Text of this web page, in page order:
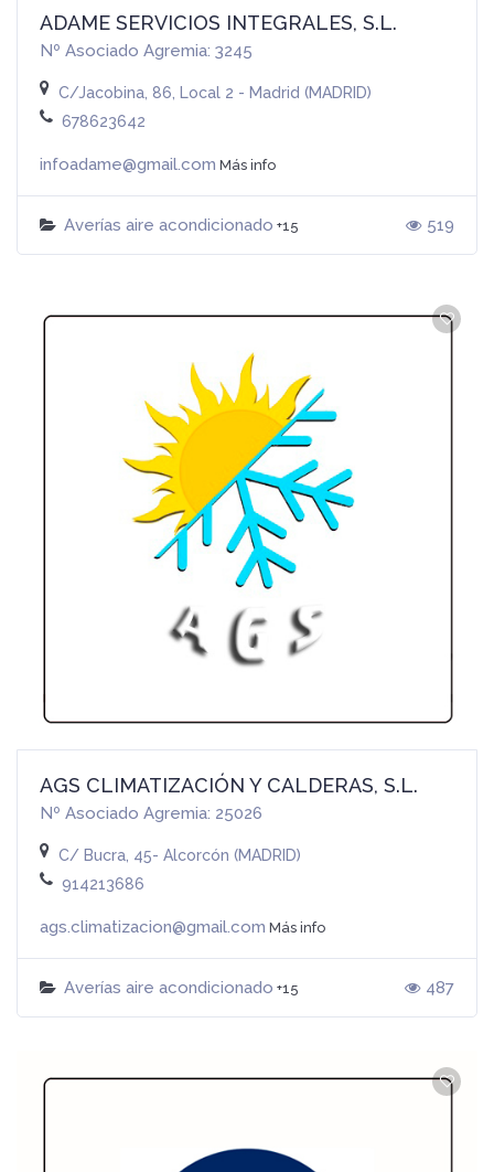
ADAME SERVICIOS INTEGRALES, S.L.
Nº Asociado Agremia: 3245
C/Jacobina, 86, Local 2 - Madrid (MADRID)
678623642
infoadame@gmail.com Más info
Averías aire acondicionado +15 519
AGS CLIMATIZACIÓN Y CALDERAS, S.L.
Nº Asociado Agremia: 25026
C/ Bucra, 45- Alcorcón (MADRID)
914213686
ags.climatizacion@gmail.com Más info
Averías aire acondicionado +15 487